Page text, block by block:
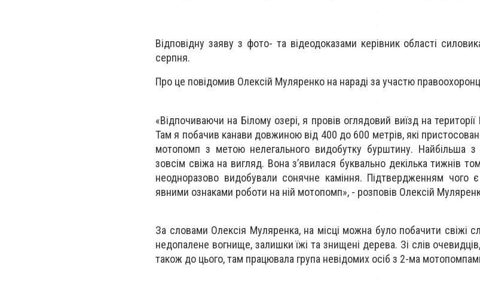
Відповідну заяву з фото- та відеодоказами керівник області
серпня.
Про це повідомив Олексій Муляренко на нараді за участю
«Відпочиваючи на Білому озері, я провів оглядовий виїзд на території
Там я побачив канави довжиною від 400 до 600 метрів, які
мотопомп з метою нелегального видобутку бурштину. Найбільша з
зовсім свіжа на вигляд. Вона з’явилася буквально декілька тижнів
неодноразово видобували сонячне каміння. Підтвердженням чого
явними ознаками роботи на ній мотопомп», - розповів Олексій
За словами Олексія Муляренка, на місці можна було побачити свіжі
недопалене вогнище, залишки їжі та знищені дерева. Зі слів
також до цього, там працювала група невідомих осіб з 2-ма